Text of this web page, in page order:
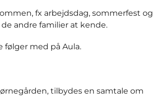
fx arbejdsdag, sommerfest og
andre familier at kende.
med på Aula.
tilbydes en samtale om